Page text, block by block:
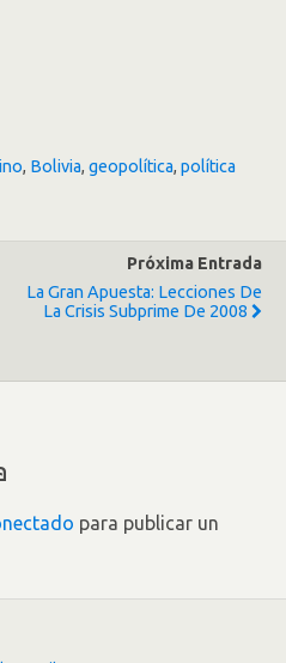
, Bolivia, geopolítica, política
Próxima Entrada
La Gran Apuesta: Lecciones De
La Crisis Subprime De 2008
para publicar un